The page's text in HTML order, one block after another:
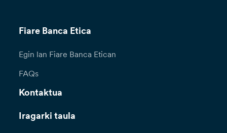
Fiare Banca Etica
Egin lan Fiare Banca Etican
FAQs
Kontaktua
Iragarki taula